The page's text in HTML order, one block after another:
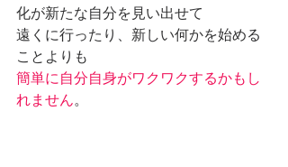
化が新たな自分を見い出せて
遠くに行ったり、新しい何かを始める
ことよりも
簡単に自分自身がワクワクするかもし
れません。